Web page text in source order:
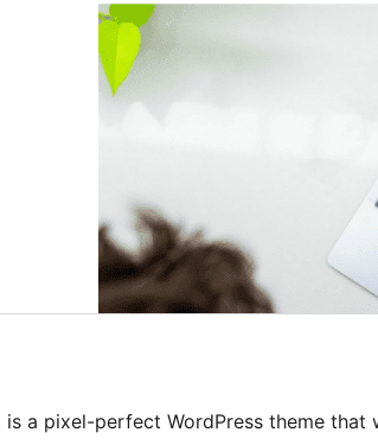
is a pixel-perfect WordPress theme